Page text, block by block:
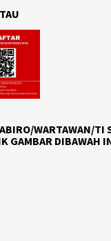
WARTAWAN/TI
GAMBAR DIBAWAH